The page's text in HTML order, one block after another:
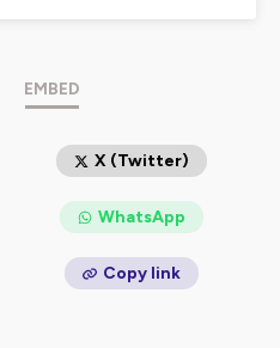
EMBED
X (Twitter)
WhatsApp
Copy link